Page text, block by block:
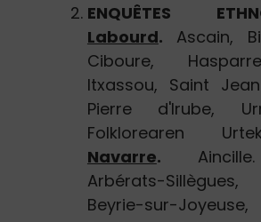
ENQUÊTES
Labourd. Ascain,
Ciboure,
Itxassou, Saint
Pierre d'Irube,
Folklorearen
Navarre. Aincille.
Arbérats-
Beyrie-sur-